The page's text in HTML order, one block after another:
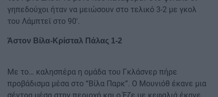
γηπεδούχοι ήταν να μειώσουν στο τελικό 3-2 με γκολ
του Λάμπτεϊ στο 90′.
Άστον Βίλα-Κρίσταλ Πάλας 1-2
Με το… καλησπέρα η ομάδα του Γκλάσνερ πήρε
προβάδισμα μέσα στο “Βίλα Παρκ”. Ο Μουνιόθ έκανε μια
σέντρα μέσα στην περιοχή και ο Έζε με κεφαλιά έκανε